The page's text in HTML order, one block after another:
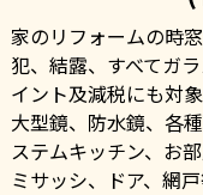
家のリフォームの時
犯、結露、すべてガ
イント及減税にも対
大型鏡、防水鏡、各
ステムキッチン、お
ミサッシ、ドア、網戸